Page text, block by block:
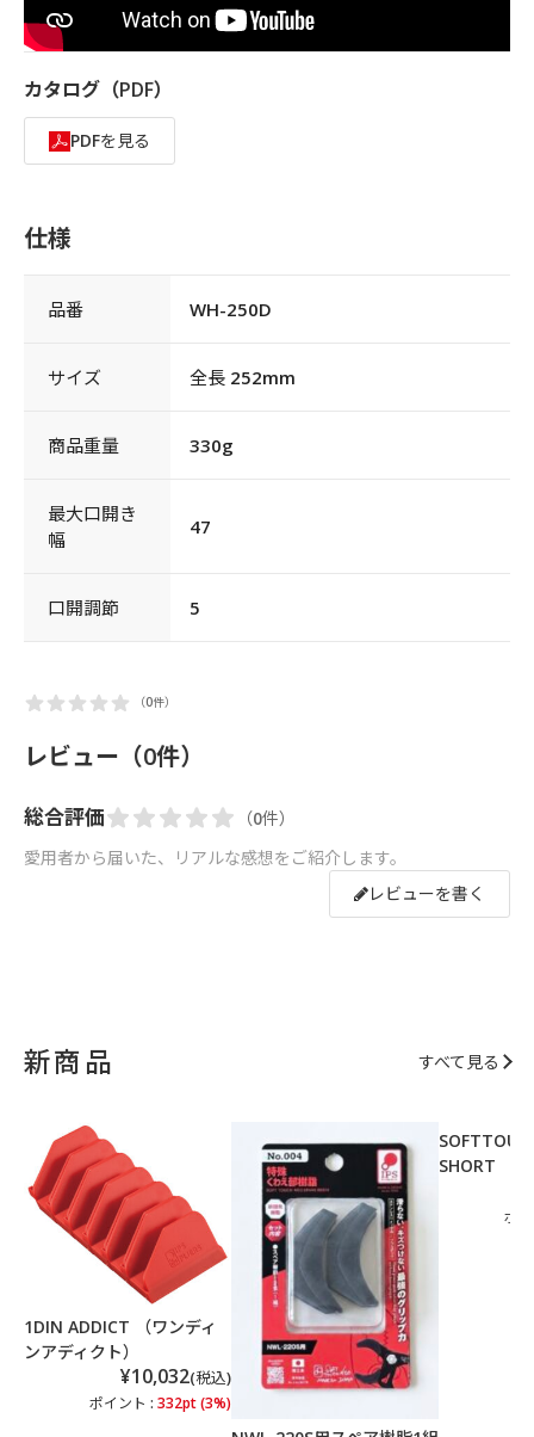
カタログ（PDF）
PDFを見る
仕様
品番 WH-250D
サイズ 全長 252mm
商品重量 330g
最大口開き
幅
47
口開調節 5
（0件）
レビュー（0件）
総合評価
（0件）
愛用者から届いた、リアルな感想をご紹介します。
レビューを書く
新商品 すべて見る
1DIN ADDICT （ワンディ
ンアディクト）
¥10,032(税込)
ポイント : 332pt (3%)
SHORT 【
ポ